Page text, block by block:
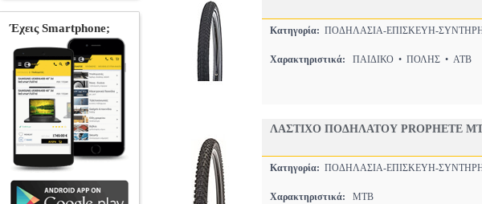
Κατηγορία: ΠΟΔΗΛΑΣΙΑ-ΕΠΙΣΚΕΥΗ-
Χαρακτηριστικά: ΠΑΙΔΙΚΟ • ΠΟΛΗΣ • ATB
ΛΑΣΤΙΧΟ ΠΟΔΗΛΑΤΟΥ PROPHETE
Κατηγορία: ΠΟΔΗΛΑΣΙΑ-ΕΠΙΣΚΕΥΗ-
Χαρακτηριστικά: MTB